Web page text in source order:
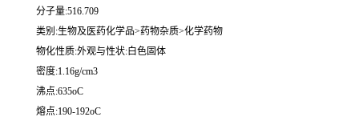
分子量:516.709
类别:生物及医药化学品>药物杂质>化学药物
物化性质:外观与性状:白色固体
密度:1.16g/cm3
沸点:635oC
熔点:190-192oC